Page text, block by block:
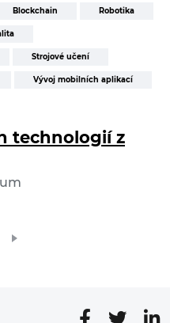
Blockchain Robotika
Strojové učení
Vývoj mobilních aplikací
technologií z